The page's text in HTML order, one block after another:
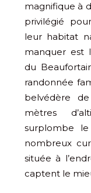
magnifique à
privilégié
leur habitat
manquer est
du
randonnée
belvédère
mètres
surplombe
nombreux
située à
captent le